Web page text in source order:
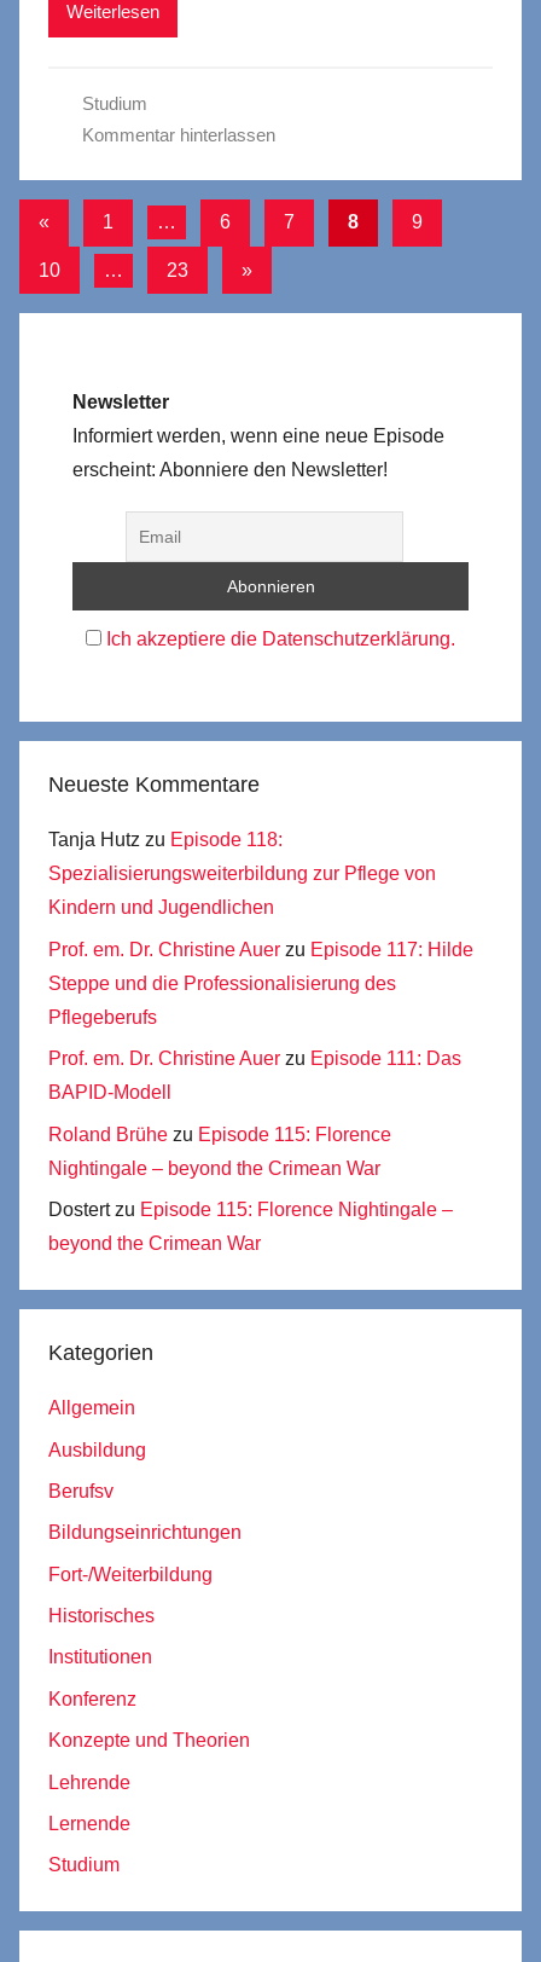
Weiterlesen
Studium
Kommentar hinterlassen
Seitennummerierung
der
Beiträge
« Vorherige
Beiträge
1 … 6 7 8 9
10 … 23
Nächste
»
Newsletter
Informiert werden, wenn eine neue Episode
erscheint: Abonniere den Newsletter!
Ich akzeptiere die Datenschutzerklärung.
Neueste Kommentare
Tanja Hutz zu Episode 118:
Spezialisierungsweiterbildung zur Pflege von
Kindern und Jugendlichen
Prof. em. Dr. Christine Auer zu Episode 117: Hilde
Steppe und die Professionalisierung des
Pflegeberufs
Prof. em. Dr. Christine Auer zu Episode 111: Das
BAPID-Modell
Roland Brühe zu Episode 115: Florence
Nightingale – beyond the Crimean War
Dostertzu Episode 115: Florence Nightingale –
beyond the Crimean War
Kategorien
Allgemein
Ausbildung
Berufsv
Bildungseinrichtungen
Fort-/Weiterbildung
Historisches
Institutionen
Konferenz
Konzepte und Theorien
Lehrende
Lernende
Studium